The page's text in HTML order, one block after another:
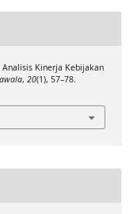
Analisis Kinerja Kebijakan
, 20(1), 57–78.